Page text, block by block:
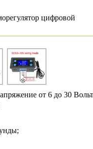
цифровой
от 6 до 30